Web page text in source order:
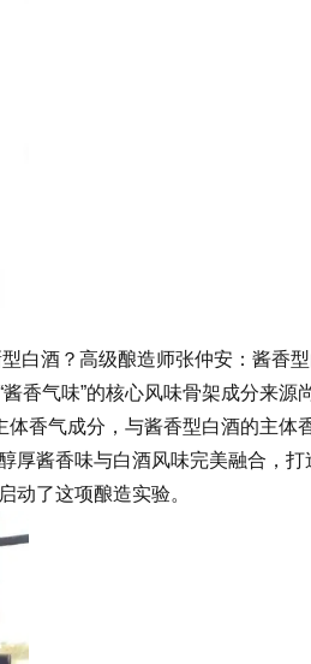
白酒？高级酿造师张仲安：酱香
香气味”的核心风味骨架成分来源
香气成分，与酱香型白酒的主体
酱香味与白酒风味完美融合，打
动了这项酿造实验。